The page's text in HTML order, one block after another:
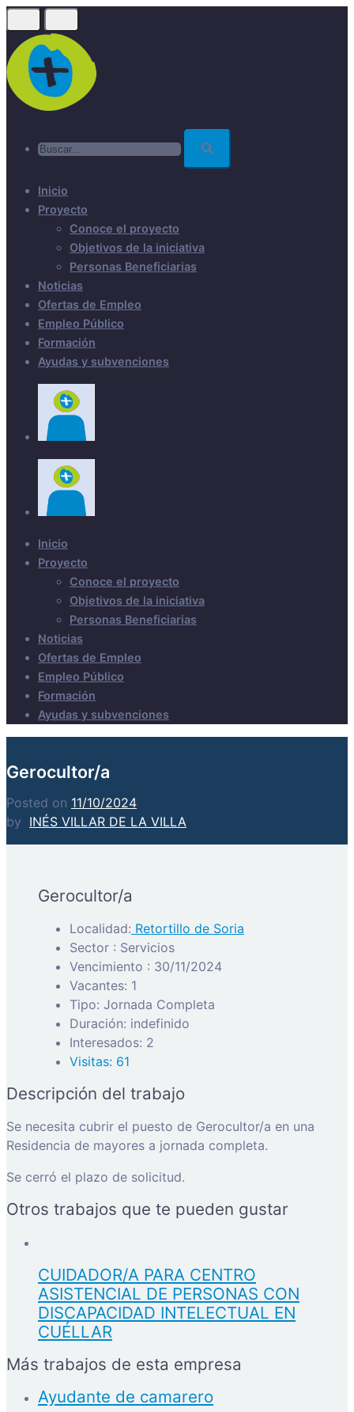
Skip
to
main
content
Inicio
Proyecto
Conoce el proyecto
Objetivos de la iniciativa
Personas Beneficiarias
Noticias
Ofertas de Empleo
Empleo Público
Formación
Ayudas y subvenciones
Inicio
Proyecto
Conoce el proyecto
Objetivos de la iniciativa
Personas Beneficiarias
Noticias
Ofertas de Empleo
Empleo Público
Formación
Ayudas y subvenciones
Gerocultor/a
Posted on 11/10/2024
by INÉS VILLAR DE LA VILLA
Gerocultor/a
Localidad: Retortillo de Soria
Sector : Servicios
Vencimiento : 30/11/2024
Vacantes: 1
Tipo: Jornada Completa
Duración: indefinido
Interesados: 2
Visitas: 61
Descripción del trabajo
Se necesita cubrir el puesto de Gerocultor/a en una
Residencia de mayores a jornada completa.
Se cerró el plazo de solicitud.
Otros trabajos que te pueden gustar
CUIDADOR/A PARA CENTRO
ASISTENCIAL DE PERSONAS CON
DISCAPACIDAD INTELECTUAL EN
CUÉLLAR
Más trabajos de esta empresa
Ayudante de camarero